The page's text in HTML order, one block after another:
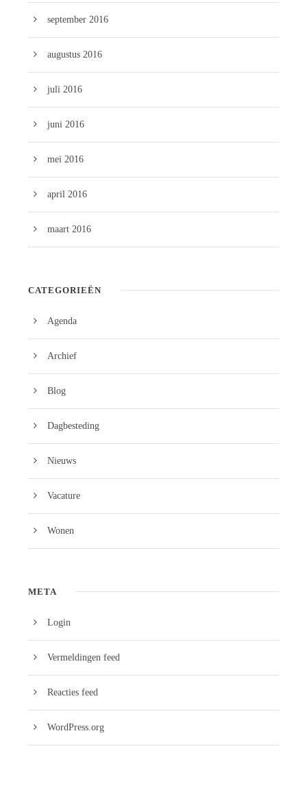
september 2016
augustus 2016
juli 2016
juni 2016
mei 2016
april 2016
maart 2016
CATEGORIEËN
Agenda
Archief
Blog
Dagbesteding
Nieuws
Vacature
Wonen
META
Login
Vermeldingen feed
Reacties feed
WordPress.org